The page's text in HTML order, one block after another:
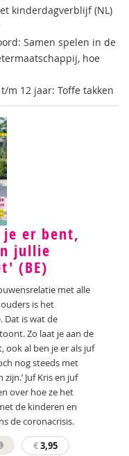
kinderdagverblijf (NL)
Samen spelen in de
hoe
m 12 jaar: Toffe takken
er bent,
jullie
(BE)
met alle
is het
Dat is wat de
Zo laat je aan de
ook al ben je er als juf
nog steeds met
Juf Kris en juf
over hoe ze het
de kinderen en
de coronacrisis.
€3,95